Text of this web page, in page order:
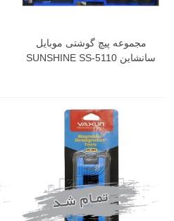
مجموعه پیچ گوشتی موبایل
سانشاین SUNSHINE SS-5110